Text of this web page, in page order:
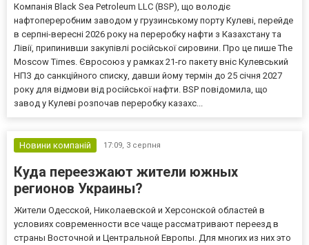
Компанія Black Sea Petroleum LLC (BSP), що володіє
нафтопереробним заводом у грузинському порту Кулеві, перейде
в серпні-вересні 2026 року на переробку нафти з Казахстану та
Лівії, припинивши закупівлі російської сировини. Про це пише The
Moscow Times. Євросоюз у рамках 21-го пакету вніс Кулевський
НПЗ до санкційного списку, давши йому термін до 25 січня 2027
року для відмови від російської нафти. BSP повідомила, що
завод у Кулеві розпочав переробку казахс...
Новини компаній 17:09, 3 серпня
Куда переезжают жители южных
регионов Украины?
Жители Одесской, Николаевской и Херсонской областей в
условиях современности все чаще рассматривают переезд в
страны Восточной и Центральной Европы. Для многих из них это